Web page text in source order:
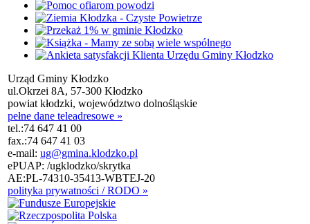
Urząd Gminy Kłodzko
ul.Okrzei 8A, 57-300 Kłodzko
powiat kłodzki, województwo dolnośląskie
pełne dane teleadresowe »
tel.:74 647 41 00
fax.:74 647 41 03
e-mail: ug@gmina.klodzko.pl
ePUAP: /ugklodzko/skrytka
AE:PL-74310-35413-WBTEJ-20
polityka prywatności / RODO »